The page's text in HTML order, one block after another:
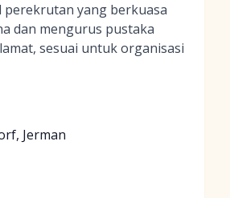
perekrutan yang berkuasa
dan mengurus pustaka
sesuai untuk organisasi
Jerman